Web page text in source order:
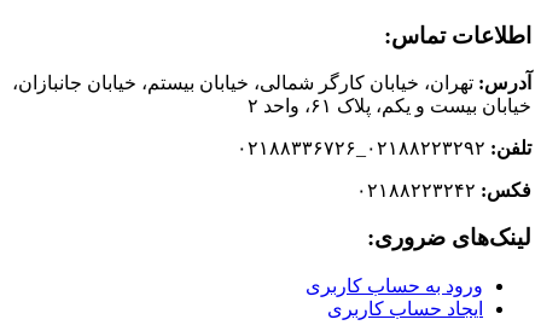
اطلاعات تماس:
آدرس: تهران، خیابان کارگر شمالی، خیابان بیستم، خیابان جانبازان،
خیابان بیست و یکم، پلاک ۶۱، واحد ۲
تلفن:
فکس:
لینک‌های ضروری:
ورود به حساب کاربری
ایجاد حساب کاربری